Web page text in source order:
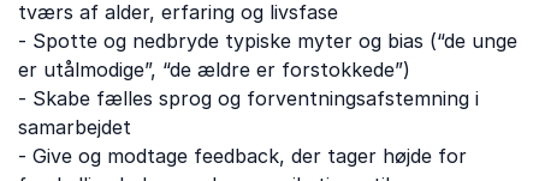
tværs af alder, erfaring og livsfase
- Spotte og nedbryde typiske myter og bias (“de unge
er utålmodige”, “de ældre er forstokkede”)
- Skabe fælles sprog og forventningsafstemning i
samarbejdet
- Give og modtage feedback, der tager højde for